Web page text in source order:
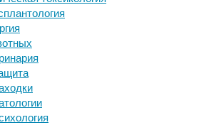
,
вслух и видеокнига
повлияли на мозг
женитьбы
коронавируса
гемато-энцефалический
на лепет ребенка